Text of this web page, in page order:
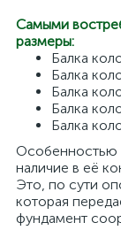
Самыми
размеры:
Балка
Балка
Балка
Балка
Балка
Особенностью
наличие в её
Это, по сути
которая
фундамент